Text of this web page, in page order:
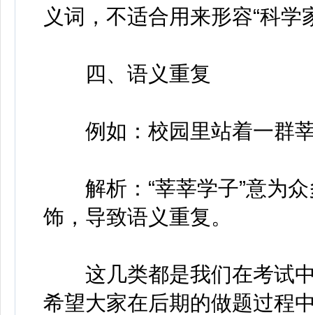
义词，不适合用来形容“科学
四、语义重复
例如：校园里站着一群
解析：“莘莘学子”意为众
饰，导致语义重复。
这几类都是我们在考试中
希望大家在后期的做题过程